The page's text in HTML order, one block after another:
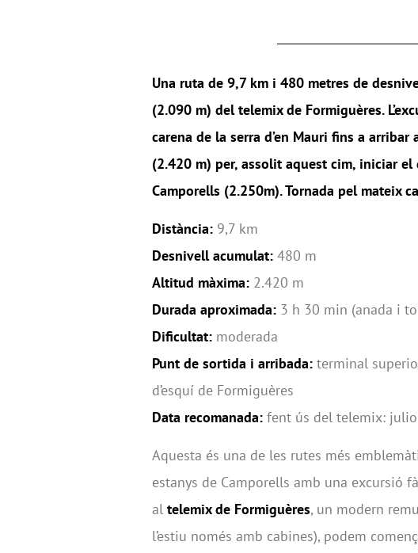
Una ruta de 9,7 km i 480 metres de
(2.090 m) del telemix de Formiguères. L’
carena de la serra d’en Mauri fins a arribar
(2.420 m) per, assolit aquest cim, iniciar
Camporells (2.250m). Tornada pel mateix
Distància: 9,7 km
Desnivell acumulat: 480 m
Altitud màxima: 2.420 m
Durada aproximada: 3 h 30 min (anada i
Dificultat: moderada
Punt de sortida i arribada: terminal
d’esquí de Formiguères
Data recomanada: fent ús del telemix:
Aquesta és una de les rutes més
estanys de Camporells amb una excursió
al telemix de Formiguères, un modern
l’estiu només amb cabines), podem